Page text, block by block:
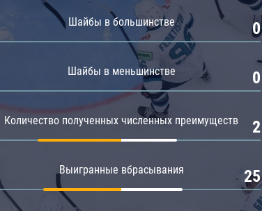
Шайбы в большинстве 0
Шайбы в меньшинстве 0
Количество полученных численных преимуществ 2
Выигранные вбрасывания 25